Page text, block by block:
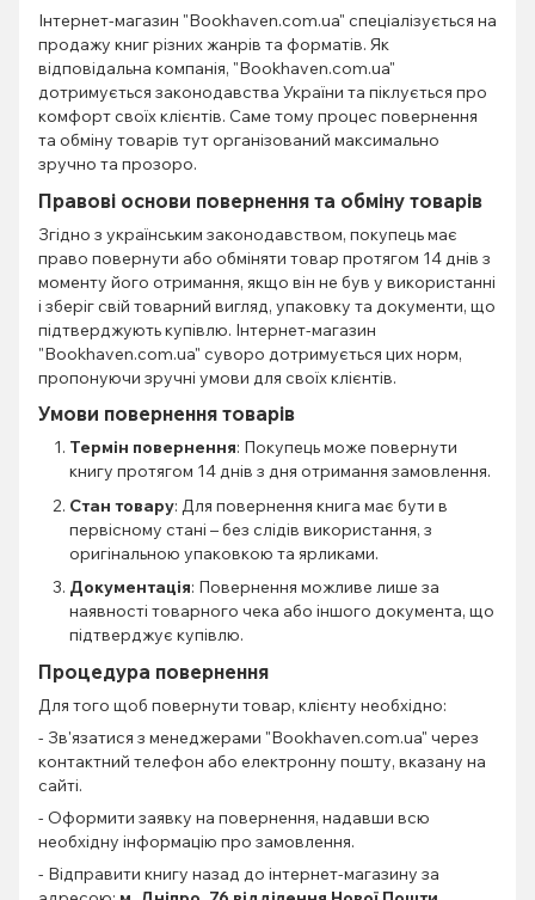
Інтернет-магазин "Bookhaven.com.ua" спеціалізується на
продажу книг різних жанрів та форматів. Як
відповідальна компанія, "Bookhaven.com.ua"
дотримується законодавства України та піклується про
комфорт своїх клієнтів. Саме тому процес повернення
та обміну товарів тут організований максимально
зручно та прозоро.
Правові основи повернення та обміну товарів
Згідно з українським законодавством, покупець має
право повернути або обміняти товар протягом 14 днів з
моменту його отримання, якщо він не був у використанні
і зберіг свій товарний вигляд, упаковку та документи, що
підтверджують купівлю. Інтернет-магазин
"Bookhaven.com.ua" суворо дотримується цих норм,
пропонуючи зручні умови для своїх клієнтів.
Умови повернення товарів
Термін повернення: Покупець може повернути
книгу протягом 14 днів з дня отримання замовлення.
Стан товару: Для повернення книга має бути в
первісному стані – без слідів використання, з
оригінальною упаковкою та ярликами.
Документація: Повернення можливе лише за
наявності товарного чека або іншого документа, що
підтверджує купівлю.
Процедура повернення
Для того щоб повернути товар, клієнту необхідно:
- Зв'язатися з менеджерами "Bookhaven.com.ua" через
контактний телефон або електронну пошту, вказану на
сайті.
- Оформити заявку на повернення, надавши всю
необхідну інформацію про замовлення.
- Відправити книгу назад до інтернет-магазину за